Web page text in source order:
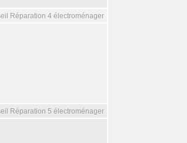
Réparation 4 électroménager
Réparation 5 électroménager